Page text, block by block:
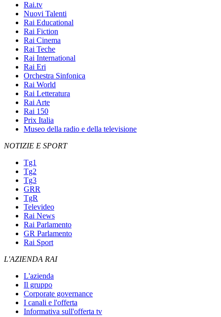
Rai.tv
Nuovi Talenti
Rai Educational
Rai Fiction
Rai Cinema
Rai Teche
Rai International
Rai Eri
Orchestra Sinfonica
Rai World
Rai Letteratura
Rai Arte
Rai 150
Prix Italia
Museo della radio e della televisione
NOTIZIE E SPORT
Tg1
Tg2
Tg3
GRR
TgR
Televideo
Rai News
Rai Parlamento
GR Parlamento
Rai Sport
L'AZIENDA RAI
L'azienda
Il gruppo
Corporate governance
I canali e l'offerta
Informativa sull'offerta tv